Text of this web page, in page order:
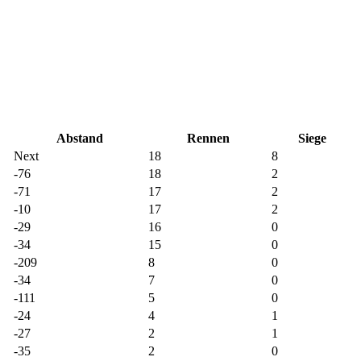
Abstand Rennen
Siege
Next
18
8
-76
18
2
-71
17
2
-10
17
2
-29
16
0
-34
15
0
-209
8
0
-34
7
0
-111
5
0
-24
4
1
-27
2
1
-35
2 0